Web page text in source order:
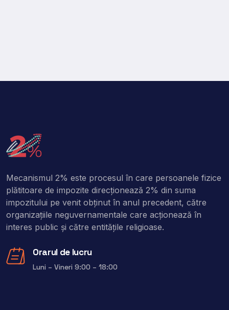
Mecanismul 2% este procesul în care persoanele fizice
plătitoare de impozite direcţionează 2% din suma
impozitului pe venit obţinut în anul precedent, către
organizaţiile neguvernamentale care acţionează în
interes public şi către entitățile religioase.
Orarul de lucru
Luni – Vineri 9:00 – 18:00